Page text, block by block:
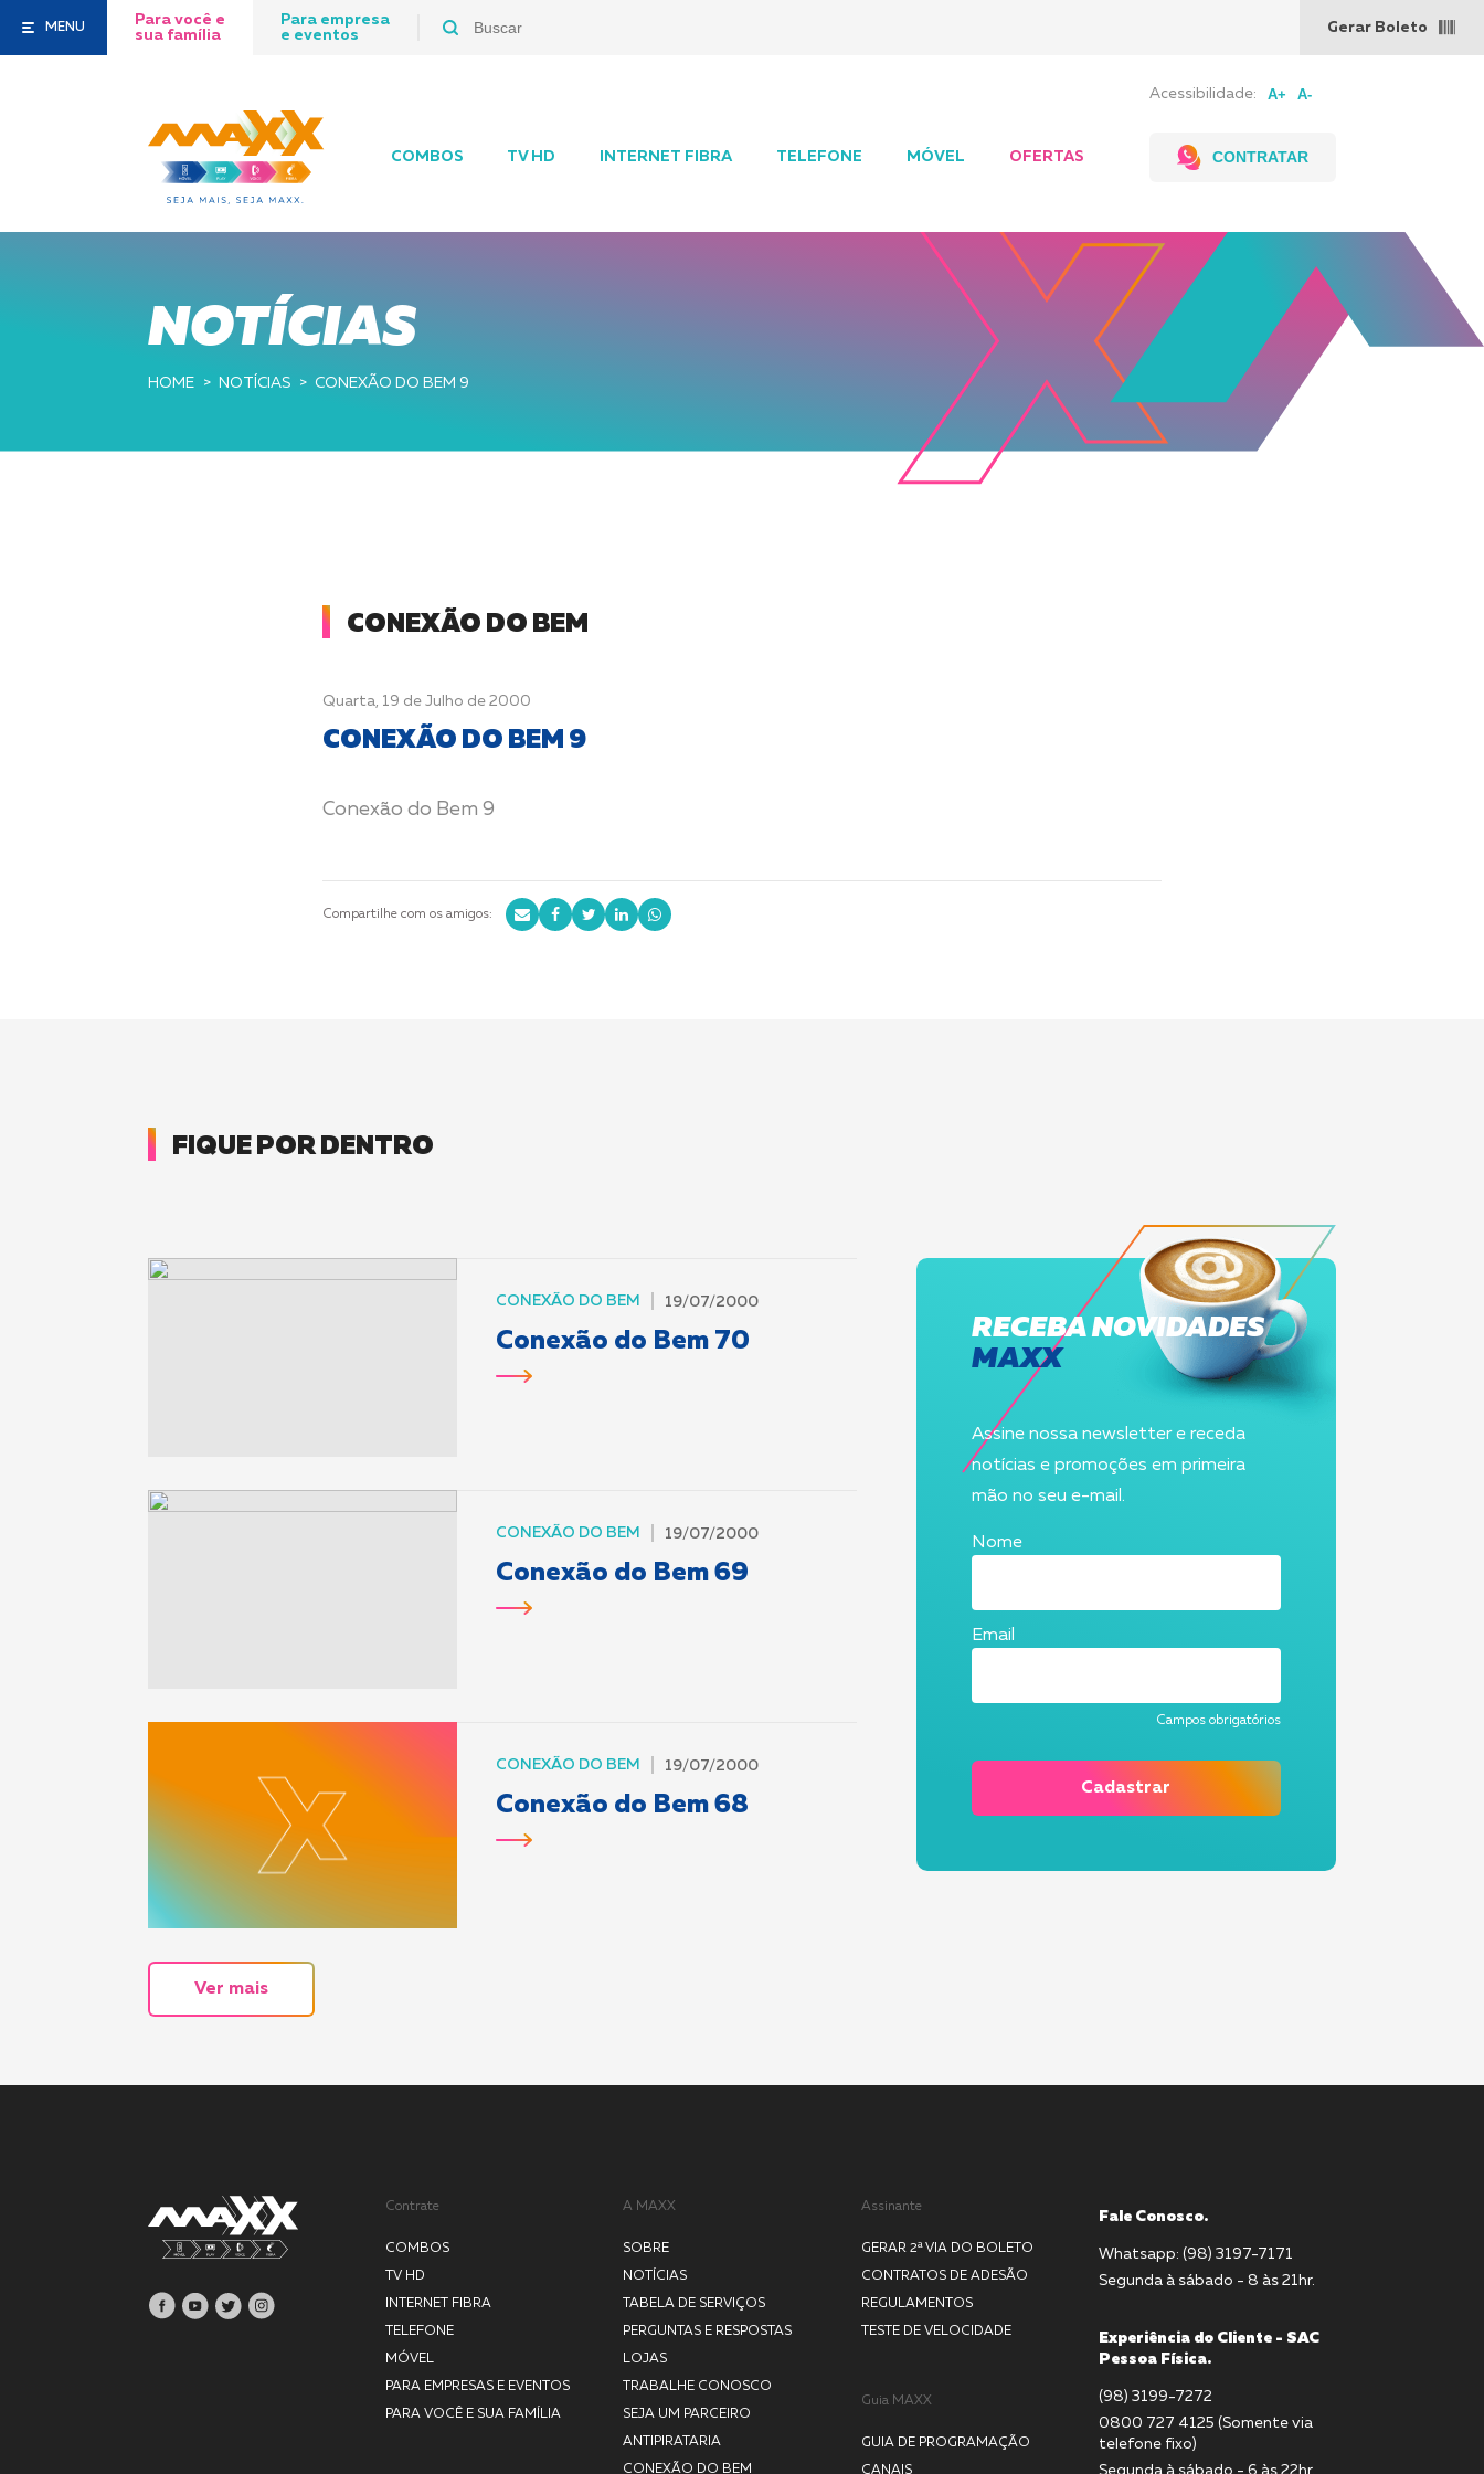
COMBOS TV HD INTERNET FIBRA TELEFONE MÓVEL OFERTAS
Acessibilidade:
CONTRATAR
Televendas,
Seg a Sex
8h às 18h
Sab - 8 às 12h
0800 727
Pontos de
MENU
Para você e
sua família
Para empresa
e eventos
Gerar Boleto
NOTÍCIAS
HOME NOTÍCIAS CONEXÃO DO BEM 9
CONEXÃO DO BEM
Quarta, 19 de Julho de 2000
CONEXÃO DO BEM 9
Conexão do Bem 9
Compartilhe com os amigos:
FIQUE POR DENTRO
CONEXÃO DO BEM 19/07/2000
Conexão do Bem 70
CONEXÃO DO BEM 19/07/2000
Conexão do Bem 69
CONEXÃO DO BEM 19/07/2000
Conexão do Bem 68
Ver mais
RECEBA NOVIDADES
MAXX
Assine nossa newsletter e receda
notícias e promoções em primeira
mão no seu e-mail.
Nome
Email
Campos obrigatórios
Cadastrar
Contrate
COMBOS
TV HD
INTERNET FIBRA
TELEFONE
MÓVEL
PARA EMPRESAS E EVENTOS
PARA VOCÊ E SUA FAMÍLIA
A MAXX
SOBRE
NOTÍCIAS
TABELA DE SERVIÇOS
PERGUNTAS E RESPOSTAS
LOJAS
TRABALHE CONOSCO
SEJA UM PARCEIRO
ANTIPIRATARIA
CONEXÃO DO BEM
Assinante
GERAR 2ª VIA DO BOLETO
CONTRATOS DE ADESÃO
REGULAMENTOS
TESTE DE VELOCIDADE
Guia MAXX
GUIA DE PROGRAMAÇÃO
CANAIS
Fale Conosco.
Whatsapp: (98) 3197-7171
Segunda à sábado - 8 às 21hr.
Experiência do Cliente - SAC
Pessoa Física.
(98) 3199-7272
0800 727 4125 (Somente via
telefone fixo)
Segunda à sábado - 6 às 22hr.